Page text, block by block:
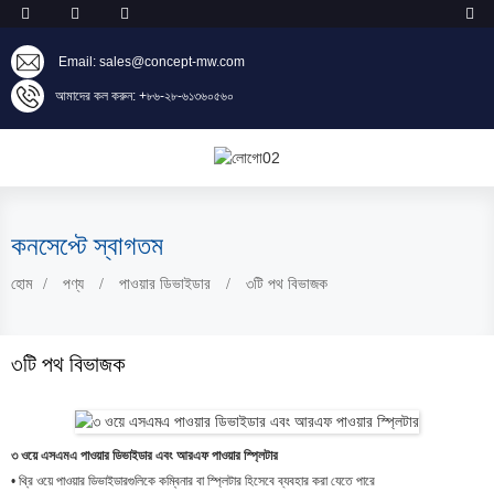
Email: sales@concept-mw.com
আমাদের কল করুন: +৮৬-২৮-৬১৩৬০৫৬০
কনসেপ্টে স্বাগতম
হোম পণ্য পাওয়ার ডিভাইডার ৩টি পথ বিভাজক
৩টি পথ বিভাজক
৩ ওয়ে এসএমএ পাওয়ার ডিভাইডার এবং আরএফ পাওয়ার স্প্লিটার
• থ্রি ওয়ে পাওয়ার ডিভাইডারগুলিকে কম্বিনার বা স্প্লিটার হিসেবে ব্যবহার করা যেতে পারে